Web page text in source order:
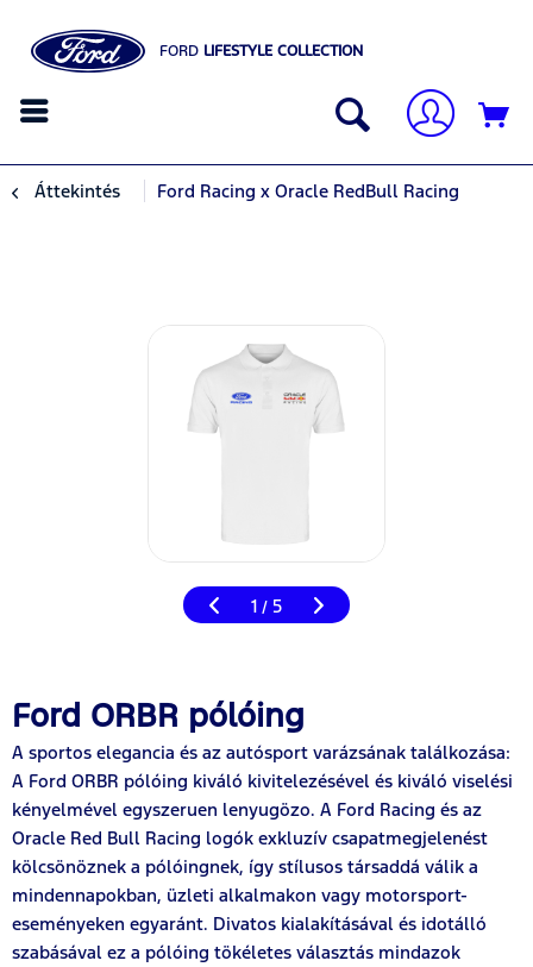
FORD LIFESTYLE COLLECTION
Áttekintés Ford Racing x Oracle RedBull Racing
1 / 5
Ford ORBR pólóing
A sportos elegancia és az autósport varázsának találkozása:
A Ford ORBR pólóing kiváló kivitelezésével és kiváló viselési
kényelmével egyszeruen lenyugözo. A Ford Racing és az
Oracle Red Bull Racing logók exkluzív csapatmegjelenést
kölcsönöznek a pólóingnek, így stílusos társaddá válik a
mindennapokban, üzleti alkalmakon vagy motorsport-
eseményeken egyaránt. Divatos kialakításával és idotálló
szabásával ez a pólóing tökéletes választás mindazok